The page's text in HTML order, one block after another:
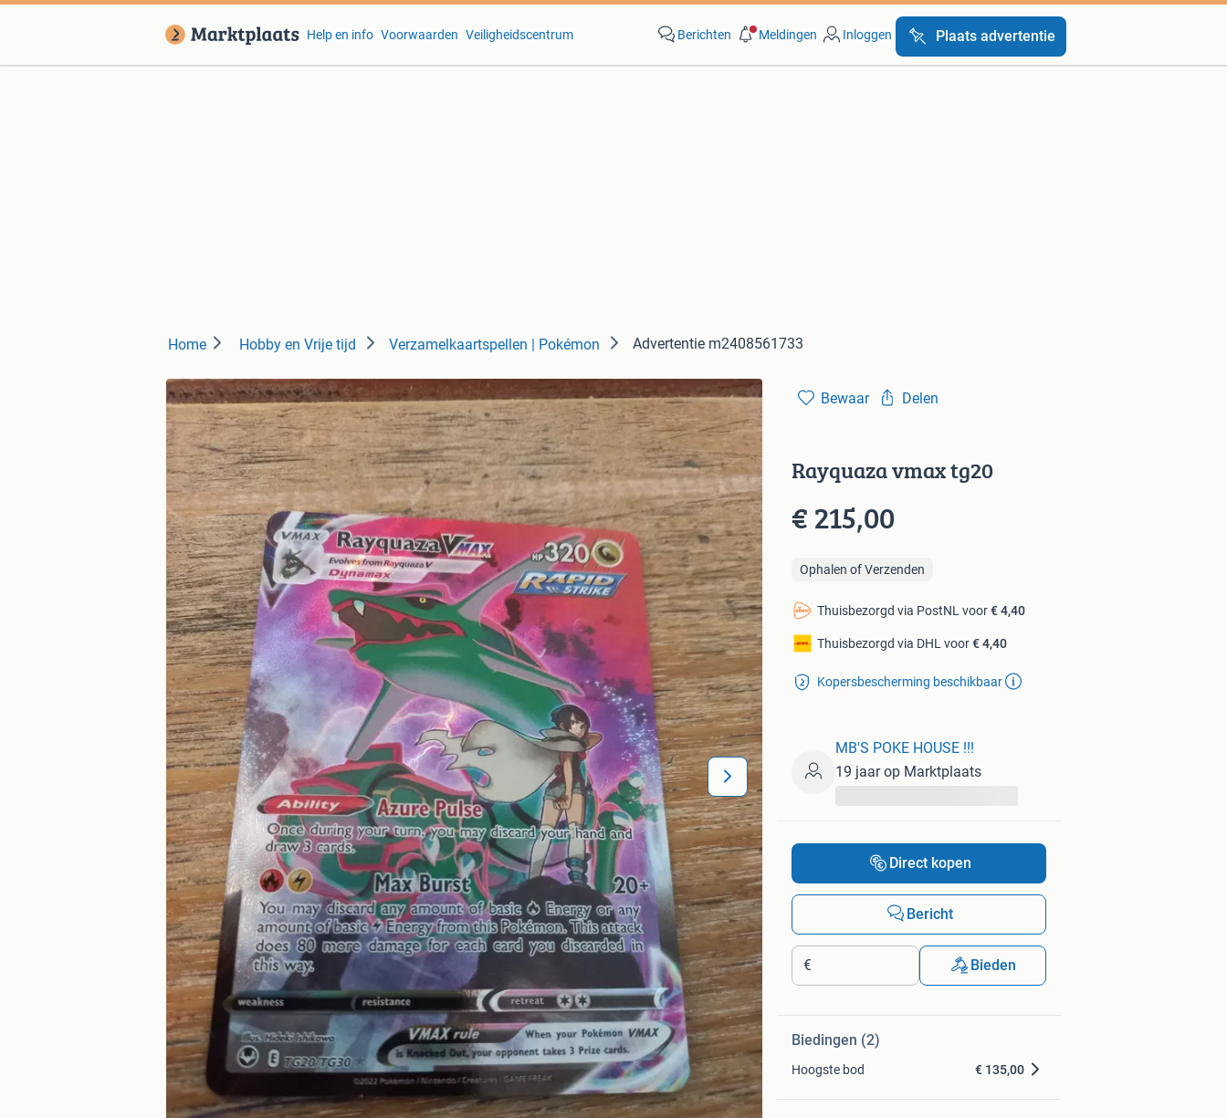
Help en info Voorwaarden Veiligheidscentrum Berichten Meldingen Inloggen Plaats advertentie
Home Hobby en Vrije tijd Verzamelkaartspellen | Pokémon Advertentie m2408561733
Bewaar Delen
Rayquaza vmax tg20
€ 215,00
Ophalen of Verzenden
Thuisbezorgd via PostNL voor€ 4,40
Thuisbezorgd via DHL voor€ 4,40
Kopersbescherming beschikbaar
MB'S POKE HOUSE !!!
19 jaar op Marktplaats
Direct kopen
Bericht
€ Bieden
Biedingen (2)
Hoogste bod € 135,00